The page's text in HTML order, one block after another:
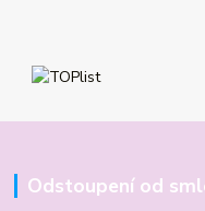
Odstoupení od